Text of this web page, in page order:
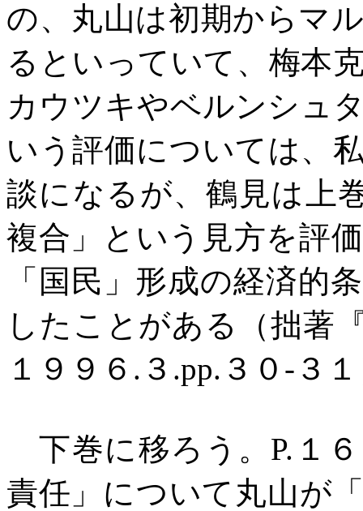
の、丸山は初期からマ
るといっていて、梅本
カウツキやベルンシュ
いう評価については、
談になるが、鶴見は上
複合」という見方を評
「国民」形成の経済的
したことがある（拙著
１９９６ . ３ .pp. ３０ - ３
下巻に移ろう。 P. １
責任」について丸山が